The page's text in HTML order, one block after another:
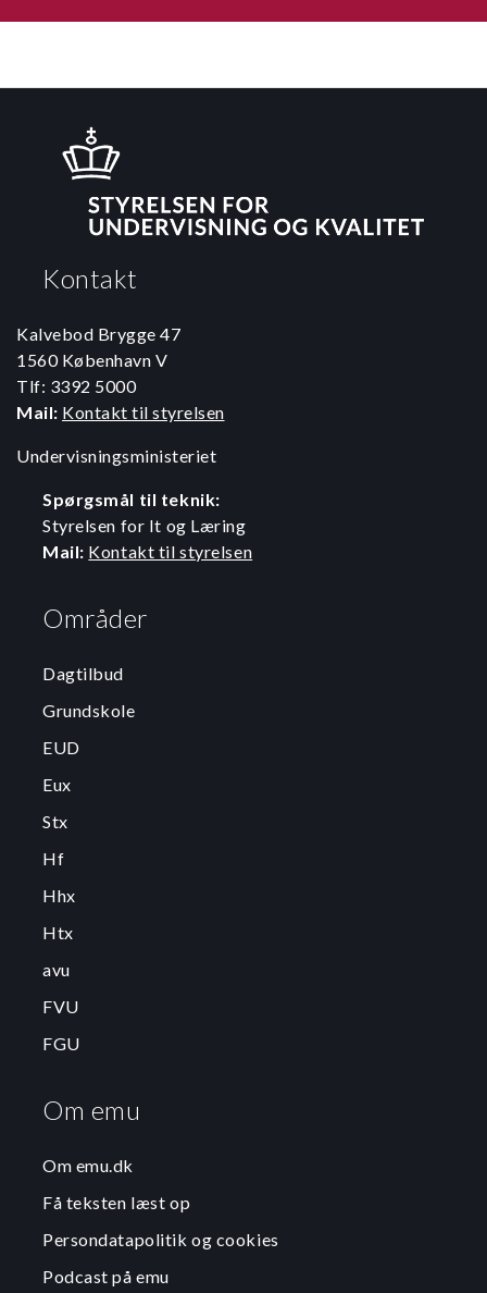
Kontakt
Kalvebod Brygge 47
1560 København V
Tlf: 3392 5000
Mail: Kontakt til styrelsen
Undervisningsministeriet
Spørgsmål til teknik:
Styrelsen for It og Læring
Mail: Kontakt til styrelsen
Områder
Dagtilbud
Grundskole
EUD
Eux
Stx
Hf
Hhx
Htx
avu
FVU
FGU
Om emu
Om emu.dk
Få teksten læst op
Persondatapolitik og cookies
Podcast på emu